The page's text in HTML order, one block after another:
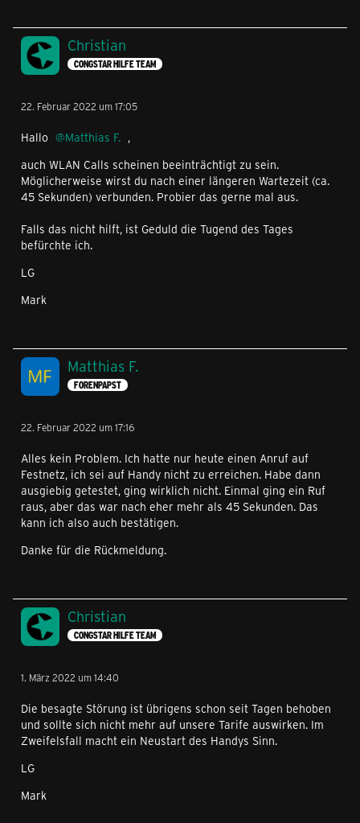
Christian
CONGSTAR HILFE TEAM
22. Februar 2022 um 17:05
Hallo Matthias F. ,
auch WLAN Calls scheinen beeinträchtigt zu sein.
Möglicherweise wirst du nach einer längeren Wartezeit (ca.
45 Sekunden) verbunden. Probier das gerne mal aus.
Falls das nicht hilft, ist Geduld die Tugend des Tages
befürchte ich.
LG
Mark
Matthias F.
FORENPAPST
22. Februar 2022 um 17:16
Alles kein Problem. Ich hatte nur heute einen Anruf auf
Festnetz, ich sei auf Handy nicht zu erreichen. Habe dann
ausgiebig getestet, ging wirklich nicht. Einmal ging ein Ruf
raus, aber das war nach eher mehr als 45 Sekunden. Das
kann ich also auch bestätigen.
Danke für die Rückmeldung.
Christian
CONGSTAR HILFE TEAM
1. März 2022 um 14:40
Die besagte Störung ist übrigens schon seit Tagen behoben
und sollte sich nicht mehr auf unsere Tarife auswirken. Im
Zweifelsfall macht ein Neustart des Handys Sinn.
LG
Mark